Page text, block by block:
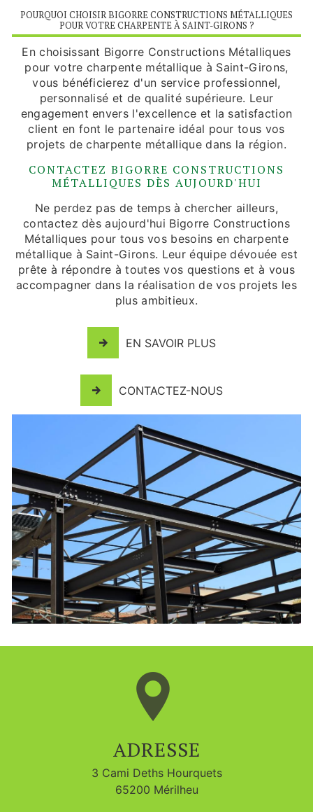
POURQUOI CHOISIR BIGORRE CONSTRUCTIONS MÉTALLIQUES
POUR VOTRE CHARPENTE À SAINT-GIRONS ?
En choisissant Bigorre Constructions Métalliques
pour votre charpente métallique à Saint-Girons,
vous bénéficierez d'un service professionnel,
personnalisé et de qualité supérieure. Leur
engagement envers l'excellence et la satisfaction
client en font le partenaire idéal pour tous vos
projets de charpente métallique dans la région.
CONTACTEZ BIGORRE CONSTRUCTIONS
MÉTALLIQUES DÈS AUJOURD'HUI
Ne perdez pas de temps à chercher ailleurs,
contactez dès aujourd'hui Bigorre Constructions
Métalliques pour tous vos besoins en charpente
métallique à Saint-Girons. Leur équipe dévouée est
prête à répondre à toutes vos questions et à vous
accompagner dans la réalisation de vos projets les
plus ambitieux.
EN SAVOIR PLUS
CONTACTEZ-NOUS
ADRESSE
3 Cami Deths Hourquets
65200 Mérilheu